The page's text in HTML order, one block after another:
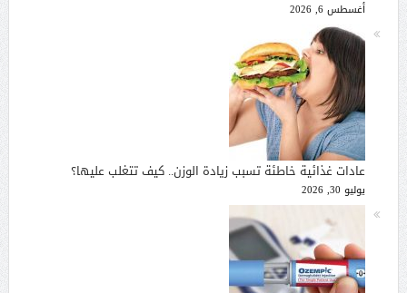
أغسطس 6, 2026
عادات غذائية خاطئة تسبب زيادة الوزن.. كيف تتغلب عليها؟
يوليو 30, 2026